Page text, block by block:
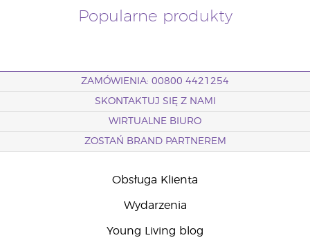
Popularne produkty
ZAMÓWIENIA: 00800 4421254
SKONTAKTUJ SIĘ Z NAMI
WIRTUALNE BIURO
ZOSTAŃ BRAND PARTNEREM
Obsługa Klienta
Wydarzenia
Young Living blog